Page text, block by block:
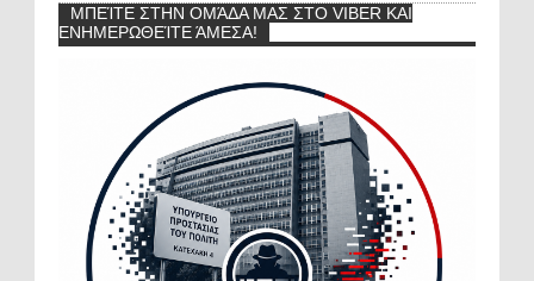
ΜΠΕΊΤΕ ΣΤΗΝ ΟΜΆΔΑ ΜΑΣ ΣΤΟ VIBER ΚΑΙ
ΕΝΗΜΕΡΩΘΕΊΤΕ ΆΜΕΣΑ!